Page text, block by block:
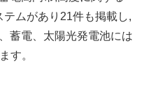
ムがあり21件も掲載し,
蓄電、太陽光発電池には
す。